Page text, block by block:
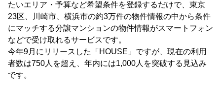
たいエリア・予算など希望条件を登録するだけで、東京
23区、川崎市、横浜市の約3万件の物件情報の中から条件
にマッチする分譲マンションの物件情報がスマートフォン
などで受け取れるサービスです。
今年9月にリリースした「HOUSE」ですが、現在の利用
者数は750人を超え、年内には1,000人を突破する見込み
です。